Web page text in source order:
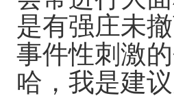
是有强庄未
事件性刺激
哈，我是建